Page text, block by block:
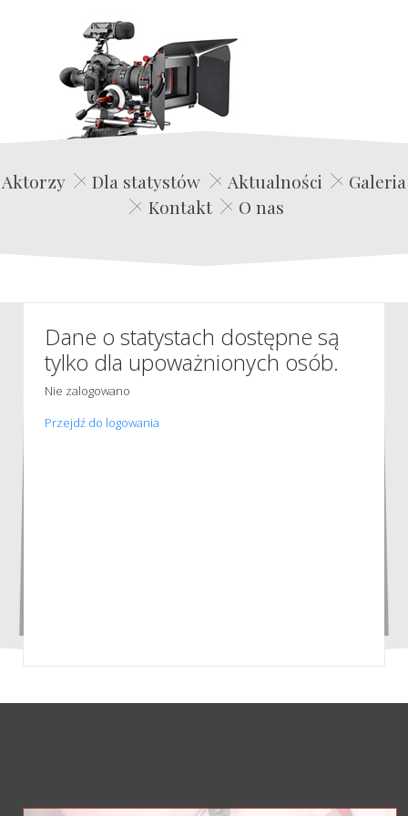
Edwin Film Agencja Aktorska
Aktorzy Dla statystów Aktualności
Galeria
Kontakt
O nas
Dane o statystach dostępne są
tylko dla upoważnionych osób.
Nie zalogowano
Przejdź do logowania